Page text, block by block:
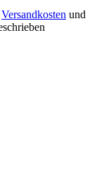
Versandkosten und